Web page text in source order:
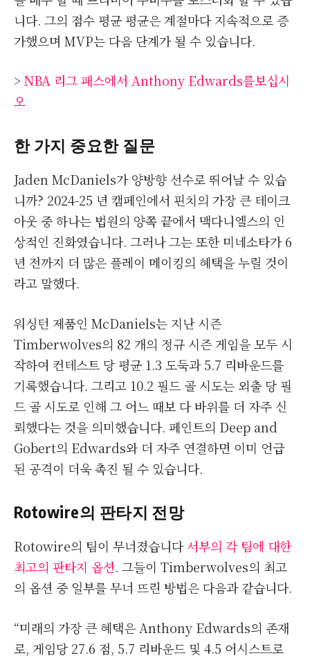
니다. 그의 점수 평균 평균은 계절마다 지속적으로 증
가했으며 MVP는 다음 단계가 될 수 있습니다.
> NBA 리그 패스에서 Anthony Edwards를보십시
오
한 가지 중요한 질문
Jaden McDaniels가 양방향 선수로 뛰어날 수 있습
니까? 2024-25 년 캠페인에서 핀치의 가장 큰 테이크
아웃 중 하나는 법원의 양쪽 끝에서 맥다니엘스의 인
상적인 진화였습니다. 그러나 그는 또한 미네소타가 6
년 전까지 더 많은 플레이 메이킹의 혜택을 누릴 것이
라고 말했다.
워싱턴 제품인 McDaniels는 지난 시즌
Timberwolves의 82 개의 정규 시즌 게임을 모두 시
작하여 컨테스트 당 평균 1.3 도둑과 5.7 리바운드를
기록했습니다. 그리고 10.2 필드 골 시도는 외출 당 필
드 골 시도로 인해 그 어느 때보 다 바위를 더 자주 신
뢰했다는 것을 의미했습니다. 페인트의 Deep and
Gobert의 Edwards와 더 자주 연결하면 이미 언급
된 공격이 더욱 촉진 될 수 있습니다.
Rotowire의 판타지 전망
Rotowire의 팀이 무너졌습니다서부의 각 팀에 대한
최고의 판타지 옵션. 그들이 Timberwolves의 최고
의 옵션 중 일부를 무너 뜨린 방법은 다음과 같습니다.
“미래의 가장 큰 혜택은 Anthony Edwards의 존재
로, 게임당 27.6 점, 5.7 리바운드 및 4.5 어시스트로